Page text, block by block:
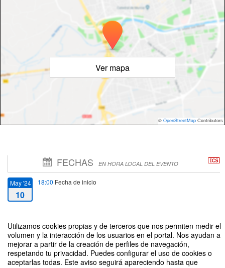
Utilizamos cookies propias y de terceros que nos permiten medir el
volumen y la interacción de los usuarios en el portal. Nos ayudan a
mejorar a partir de la creación de perfiles de navegación,
respetando tu privacidad. Puedes configurar el uso de cookies o
aceptarlas todas. Este aviso seguirá apareciendo hasta que
Ver mapa
© OpenStreetMap Contributors
FECHAS EN HORA LOCAL DEL EVENTO
May '24
10
18:00 Fecha de inicio
10